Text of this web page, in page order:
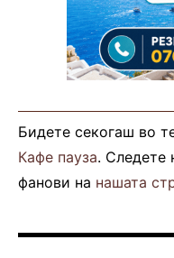
Бидете секогаш во
Кафе пауза. Следете
фанови на нашата